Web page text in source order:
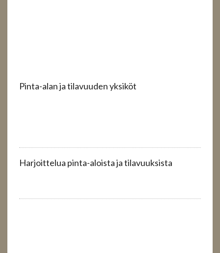
Pinta-alan ja tilavuuden yksiköt
Harjoittelua pinta-aloista ja tilavuuksista